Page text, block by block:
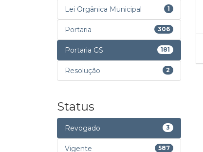
Lei Orgânica Municipal 1
Portaria 306
Portaria GS 181
Resolução 2
Status
Revogado 3
Vigente 587